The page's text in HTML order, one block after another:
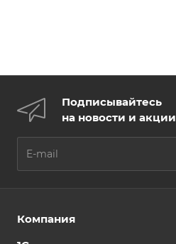
Подписывайтесь
на новости и акции
Компания